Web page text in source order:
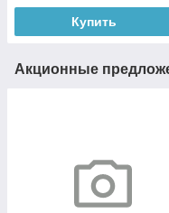
Купить
Акционные